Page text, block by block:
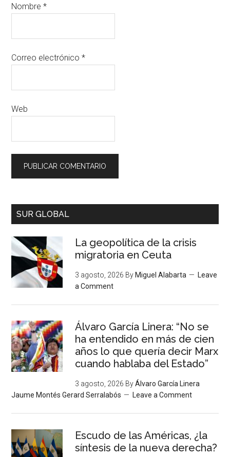
Nombre*
Correo electrónico*
Web
SUR GLOBAL
La geopolítica de la crisis
migratoria en Ceuta
3 agosto, 2026 By Miguel Alabarta
Leave
a Comment
Álvaro García Linera: “No se
ha entendido en más de cien
años lo que quería decir Marx
cuando hablaba del Estado”
3 agosto, 2026 ByÁlvaro García Linera
Jaume Montés Gerard Serralabós
Leave a Comment
Escudo de las Américas, ¿la
síntesis de la nueva derecha?